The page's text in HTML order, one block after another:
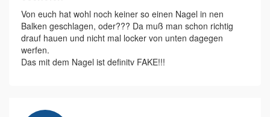
Von euch hat wohl noch keiner so einen Nagel in nen
Balken geschlagen, oder??? Da muß man schon richtig
drauf hauen und nicht mal locker von unten dagegen
werfen.
Das mit dem Nagel ist definitv FAKE!!!